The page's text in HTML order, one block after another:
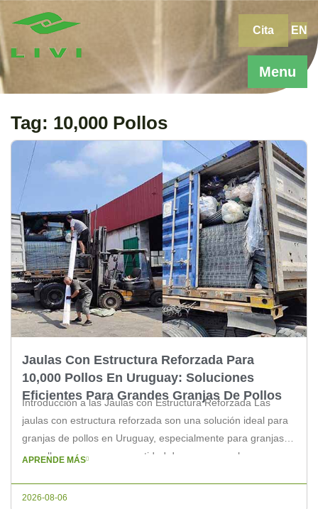
content
Menu
Cita EN
Tag: 10,000 Pollos
Jaulas Con Estructura Reforzada Para
10,000 Pollos En Uruguay: Soluciones
Eficientes Para Grandes Granjas De Pollos
Introducción a las Jaulas con Estructura Reforzada Las
jaulas con estructura reforzada son una solución ideal para
granjas de pollos en Uruguay, especialmente para granjas
que albergan una gran cantidad de aves, como las que
diseñadas para garantizar la comodidad y el bienestar de los
APRENDE MÁS
2026-08-06